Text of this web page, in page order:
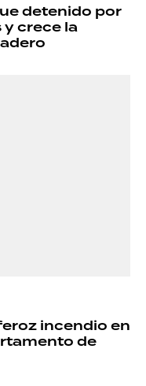
detenido por
y crece la
incendio en
de